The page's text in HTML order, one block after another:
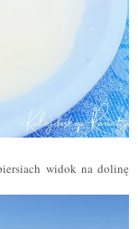
widok na dolinę